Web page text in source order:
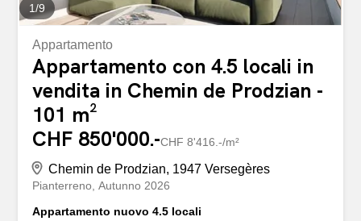
1/9
Appartamento
Appartamento con 4.5 locali in
vendita in Chemin de Prodzian -
101 m²
CHF 850'000.-CHF 8'416.-/m²
Chemin de Prodzian, 1947 Versegères
Pianterreno Autunno 2026
Appartamento nuovo 4.5 locali